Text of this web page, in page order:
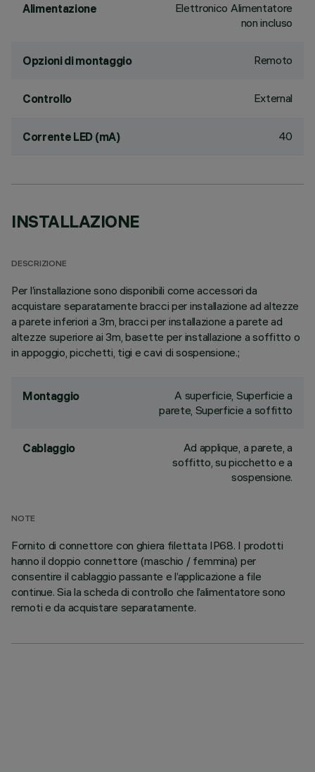
Alimentazione
Elettronico Alimentatore
non incluso
Opzioni di montaggio Remoto
Controllo External
Corrente LED (mA) 40
INSTALLAZIONE
DESCRIZIONE
Per l’installazione sono disponibili come accessori da
acquistare separatamente bracci per installazione ad altezze
a parete inferiori a 3m, bracci per installazione a parete ad
altezze superiore ai 3m, basette per installazione a soffitto o
in appoggio, picchetti, tigi e cavi di sospensione.;
Montaggio
A superficie, Superficie a
parete, Superficie a soffitto
Cablaggio
Ad applique, a parete, a
soffitto, su picchetto e a
sospensione.
NOTE
Fornito di connettore con ghiera filettata IP68. I prodotti
hanno il doppio connettore (maschio / femmina) per
consentire il cablaggio passante e l’applicazione a file
continue. Sia la scheda di controllo che l’alimentatore sono
remoti e da acquistare separatamente.